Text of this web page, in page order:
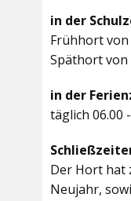
in der
Frühhort von
Späthort von
in der
täglich 06.00
Der Hort hat
Neujahr,